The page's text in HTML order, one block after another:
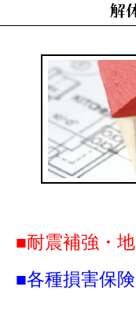
■耐震補強・
■各種損害保